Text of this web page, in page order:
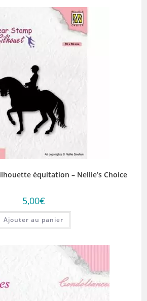
équitation – Nellie’s Choice
5,00€
Ajouter au panier